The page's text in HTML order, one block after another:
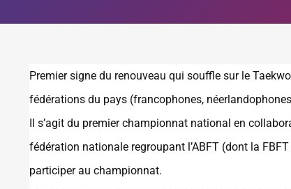
Premier signe du renouveau qui souffle sur le
fédérations du pays (francophones,
Il s’agit du premier championnat national en
fédération nationale regroupant l’ABFT (dont la
participer au championnat.